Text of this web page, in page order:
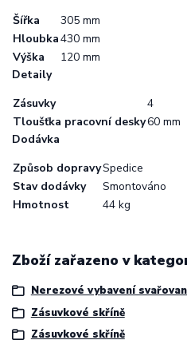
Šířka
305 mm
Hloubka430 mm
Výška
120 mm
Detaily
Zásuvky
4
Tloušťka pracovní desky60 mm
Dodávka
Způsob dopravySpedice
Stav dodávky
Smontováno
Hmotnost
44 kg
Zboží zařazeno v
Nerezové vybavení
Zásuvkové skříně
Zásuvkové skříně